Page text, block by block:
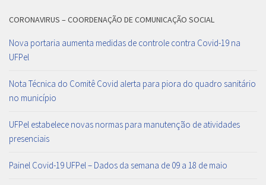
CORONAVIRUS – COORDENAÇÃO DE COMUNICAÇÃO SOCIAL
Nova portaria aumenta medidas de controle contra Covid-19 na
UFPel
Nota Técnica do Comitê Covid alerta para piora do quadro sanitário
no município
UFPel estabelece novas normas para manutenção de atividades
presenciais
Painel Covid-19 UFPel – Dados da semana de 09 a 18 de maio